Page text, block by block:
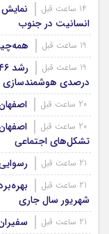
انسانیت در جنوب
درصدی هوشمندسازی
تشکل‌های اجتماعی
شهریور سال جاری